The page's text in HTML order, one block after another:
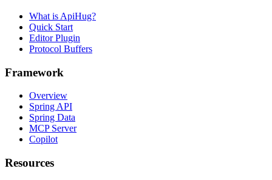
What is ApiHug?
Quick Start
Editor Plugin
Protocol Buffers
Framework
Overview
Spring API
Spring Data
MCP Server
Copilot
Resources